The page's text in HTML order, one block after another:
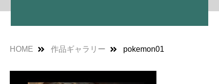
HOME 作品ギャラリー pokemon01